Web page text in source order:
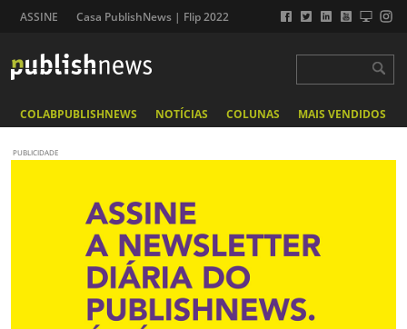
ASSINE Casa PublishNews | Flip 2022
COLABPUBLISHNEWS NOTÍCIAS COLUNAS MAIS VENDIDOS
PUBLICIDADE